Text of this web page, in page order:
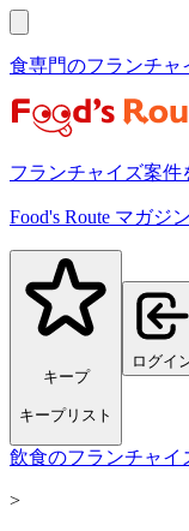
食専門のフランチャ
フランチャイズ案件
Food's Route マガジン
キープ
キープリスト
ログイ
飲食のフランチャイ
>